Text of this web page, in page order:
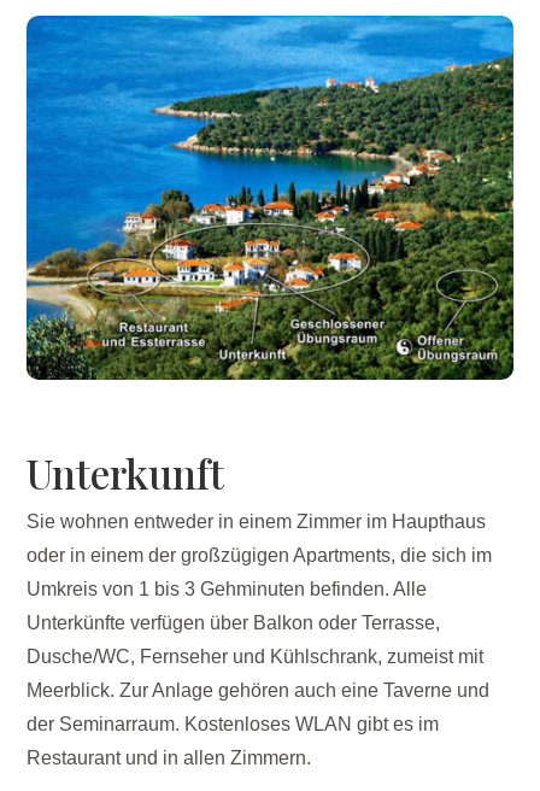
Unterkunft
Sie wohnen entweder in einem Zimmer im Haupthaus
oder in einem der großzügigen Apartments, die sich im
Umkreis von 1 bis 3 Gehminuten befinden. Alle
Unterkünfte verfügen über Balkon oder Terrasse,
Dusche/WC, Fernseher und Kühlschrank, zumeist mit
Meerblick. Zur Anlage gehören auch eine Taverne und
der Seminarraum. Kostenloses WLAN gibt es im
Restaurant und in allen Zimmern.